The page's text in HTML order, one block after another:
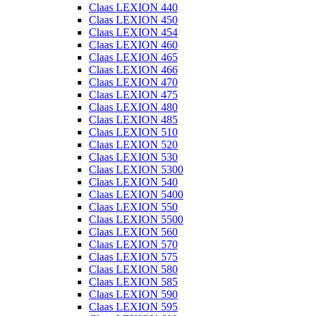
Claas LEXION 440
Claas LEXION 450
Claas LEXION 454
Claas LEXION 460
Claas LEXION 465
Claas LEXION 466
Claas LEXION 470
Claas LEXION 475
Claas LEXION 480
Claas LEXION 485
Claas LEXION 510
Claas LEXION 520
Claas LEXION 530
Claas LEXION 5300
Claas LEXION 540
Claas LEXION 5400
Claas LEXION 550
Claas LEXION 5500
Claas LEXION 560
Claas LEXION 570
Claas LEXION 575
Claas LEXION 580
Claas LEXION 585
Claas LEXION 590
Claas LEXION 595